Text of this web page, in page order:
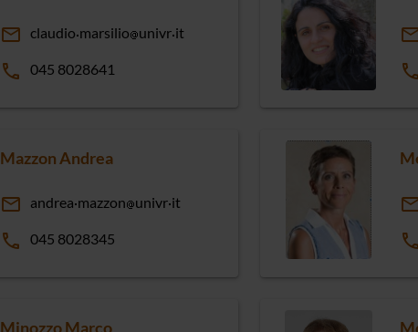
email claudio marsilio univr it
phone 045 8028641 phone
Mazzon Andrea
email andrea mazzon univr it
phone 045 8028345 phone
Minozzo Marco